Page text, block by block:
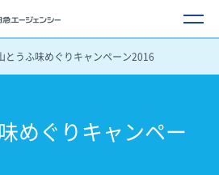
とうふ味めぐりキャンペーン2016
めぐりキャンペー